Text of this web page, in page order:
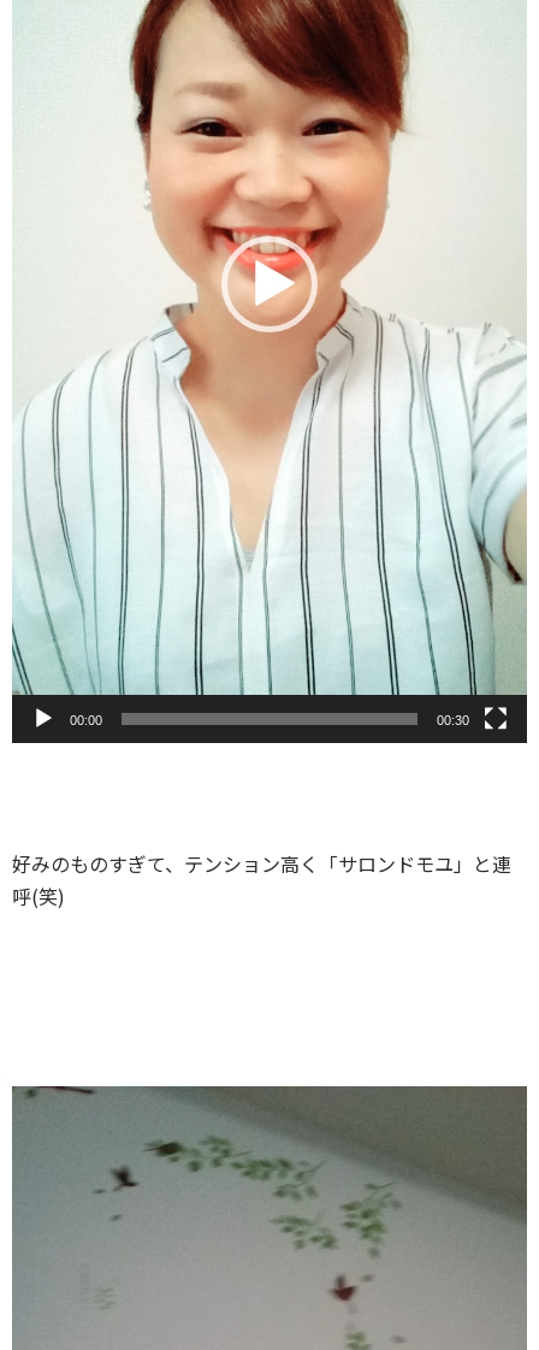
00:00 00:30
好みのものすぎて、テンション高く「サロンドモユ」と連
呼(笑)
動